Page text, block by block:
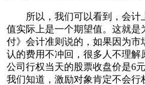
所以，我们可以看到，会计
值实际上是一个期望值。这就是
付》会计准则说的，如果因为市
认的费用不冲回，很多人不理解
公司行权当天的股票收盘价是6
我们知道，激励对象肯定不会行